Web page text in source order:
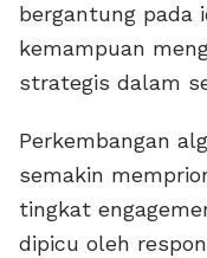
bergantung pada
kemampuan
strategis dalam
Perkembangan
semakin
tingkat
dipicu oleh